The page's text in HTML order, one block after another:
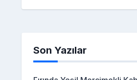
Son Yazılar